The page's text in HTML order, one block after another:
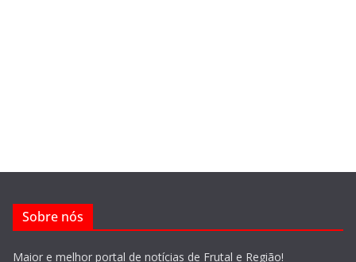
Sobre nós
Maior e melhor portal de notícias de Frutal e Região!